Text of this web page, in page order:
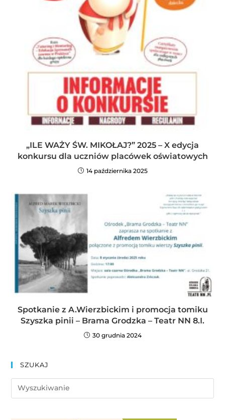
„ILE WAŻY ŚW. MIKOŁAJ?” 2025 – X edycja
konkursu dla uczniów placówek oświatowych
14 października 2025
Spotkanie z A.Wierzbickim i promocja tomiku
Szyszka pinii – Brama Grodzka – Teatr NN 8.I.
30 grudnia 2024
SZUKAJ